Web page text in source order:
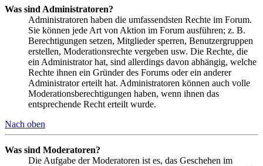
Was sind Administratoren?
Administratoren haben die umfassendsten Rechte im Forum.
Sie können jede Art von Aktion im Forum ausführen; z. B.
Berechtigungen setzen, Mitglieder sperren, Benutzergruppen
erstellen, Moderationsrechte vergeben usw. Die Rechte, die
ein Administrator hat, sind allerdings davon abhängig, welche
Rechte ihnen ein Gründer des Forums oder ein anderer
Administrator erteilt hat. Administratoren können auch volle
Moderationsberechtigungen haben, wenn ihnen das
entsprechende Recht erteilt wurde.
Nach oben
Was sind Moderatoren?
Die Aufgabe der Moderatoren ist es, das Geschehen im